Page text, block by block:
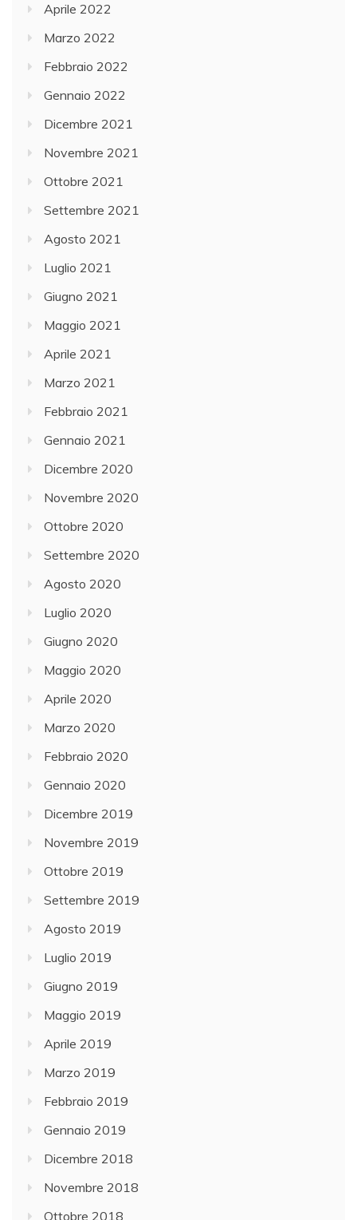
Aprile 2022
Marzo 2022
Febbraio 2022
Gennaio 2022
Dicembre 2021
Novembre 2021
Ottobre 2021
Settembre 2021
Agosto 2021
Luglio 2021
Giugno 2021
Maggio 2021
Aprile 2021
Marzo 2021
Febbraio 2021
Gennaio 2021
Dicembre 2020
Novembre 2020
Ottobre 2020
Settembre 2020
Agosto 2020
Luglio 2020
Giugno 2020
Maggio 2020
Aprile 2020
Marzo 2020
Febbraio 2020
Gennaio 2020
Dicembre 2019
Novembre 2019
Ottobre 2019
Settembre 2019
Agosto 2019
Luglio 2019
Giugno 2019
Maggio 2019
Aprile 2019
Marzo 2019
Febbraio 2019
Gennaio 2019
Dicembre 2018
Novembre 2018
Ottobre 2018